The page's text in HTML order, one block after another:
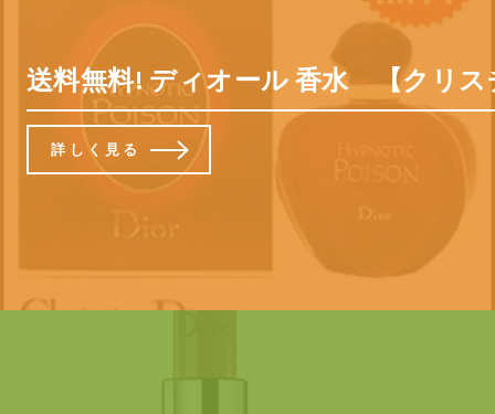
送料無料! ディオール 香水 【クリ
詳しく見る